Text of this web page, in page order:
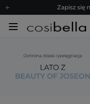
Zapisz się
Bezpłatne
Poleć nas i
Zapisz się